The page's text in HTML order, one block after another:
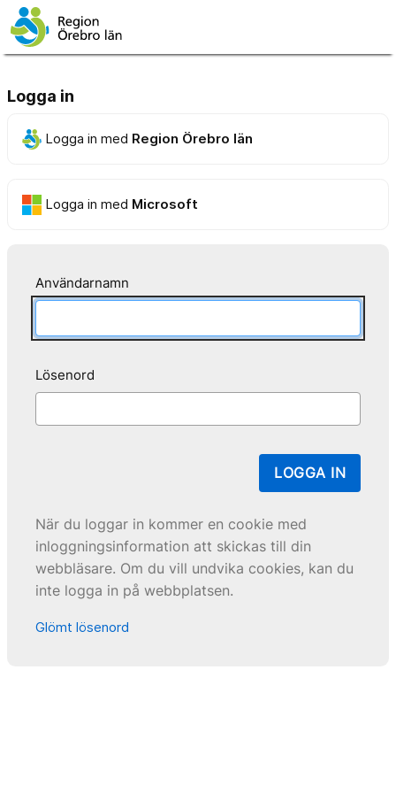
Logga in
Logga in med Region Örebro län
Logga in med Microsoft
Användarnamn
Lösenord
LOGGA IN
När du loggar in kommer en cookie med
inloggningsinformation att skickas till din
webbläsare. Om du vill undvika cookies, kan du
inte logga in på webbplatsen.
Glömt lösenord